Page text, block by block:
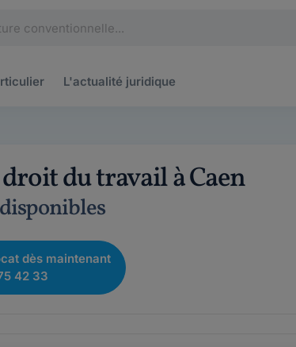
L'actualité juridique
du travail à Caen
dès maintenant
42 33